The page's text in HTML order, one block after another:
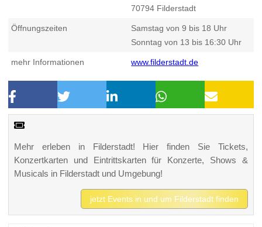
70794 Filderstadt
Öffnungszeiten
Samstag von 9 bis 18 Uhr
Sonntag von 13 bis 16:30 Uhr
mehr Informationen www.filderstadt.de
Mehr erleben in Filderstadt! Hier finden Sie Tickets,
Konzertkarten und Eintrittskarten für Konzerte, Shows &
Musicals in Filderstadt und Umgebung!
jetzt Events in und um Filderstadt finden